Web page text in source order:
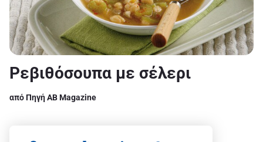
Ρεβιθόσουπα με σέλερι
από Πηγή ΑΒ Μagazine